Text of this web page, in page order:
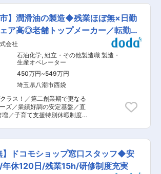
い分野の人材がいるので専門以
■教育制度： ・
が中心となりますが、若手向
ンキングの研修、資格取得支
い研修も用意しているため、
だけます。 ■同社の特
上を誇る同社では、電飾看板
塗装工事・POS・建設・プラ
造物分野と幅広く手掛ける総
企業です。独自技術の研究開
取得しています。 (2)エネオ
ードーナッツなど、大手企業
定受注が叶っております。ま
て依頼を頂いております。看
期間での工事につき、多くの
ギーや先端技術も取りいれる
に繋がっております。 変更
る業務
集 「安定した仕事に就きた
がるスキルを身につけたい」
給排水に欠かせない設計申請
します。（社用車での外回
、専門的に見える業務もあり
は入社後でOK。 基礎から段
います。 ■業務内容：
ンション、店舗などを対象
に関する書類作成・届け出業
体的には… ・給排水設備の申
容の確認 ・水道局に提出する
・工事スケジュールの確認や
整 ・慣れてきたら、空調・換
業務も担当 ※建物全体の設備
広い知識が自然と身につきま
助を通じて、仕事の流れを一
す。 異業種から転職した社員
始める不安」に理解のある職
市】潤滑油の製造◆残業ほぼ無×日勤
ア高◎老舗トップメーカー／転勤な
会社
石油化学, 組立・その他製造職 製造・
生産オペレーター
450万円~549万円
埼玉県八潮市西袋
ラス！／第二創業期で更なる
ズ／業績好調の安定基盤／直
増／子育て支援特別休暇制度
創業期の成長性を兼ね備えて
・残業ほぼなし・子育て支援
長期的に安心して働ける環境
自動車用・工業用潤滑油の開
】ドコモショップ窓口スタッフ◆安
年休120日/残業15h/研修制度充実